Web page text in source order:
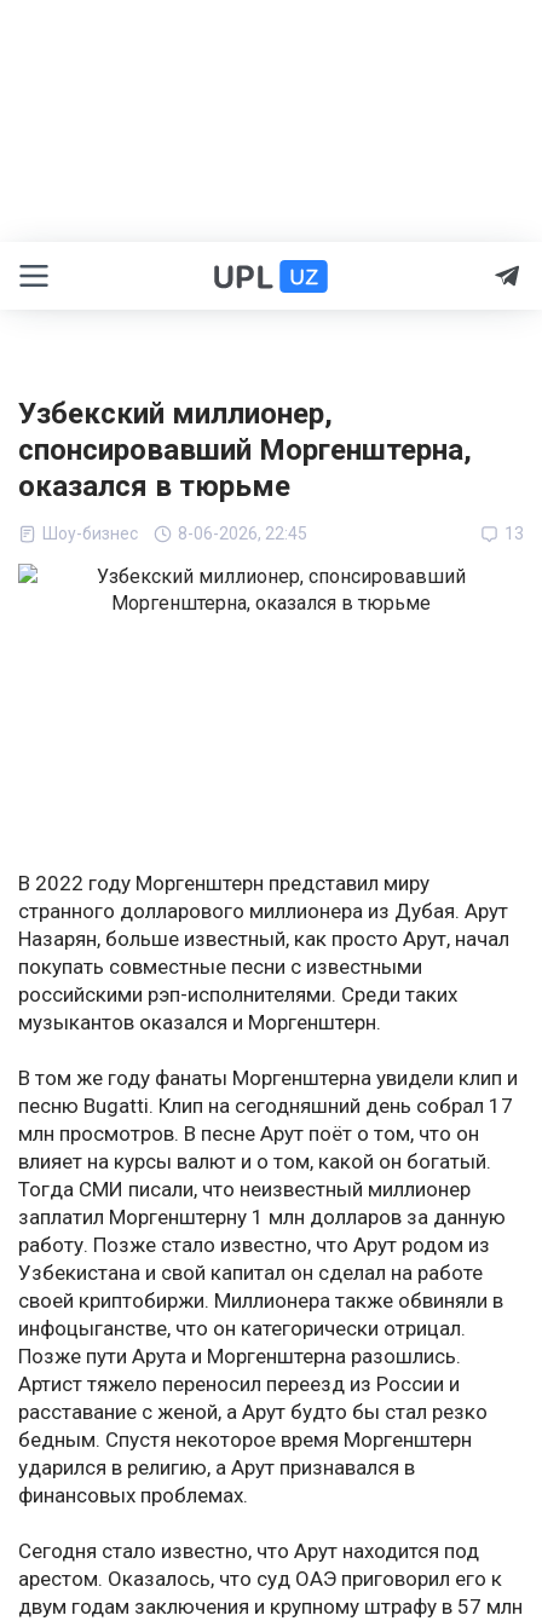
Узбекский миллионер,
спонсировавший Моргенштерна,
оказался в тюрьме
Шоу-бизнес 8-06-2026, 22:45 13
В 2022 году Моргенштерн представил миру
странного долларового миллионера из Дубая. Арут
Назарян, больше известный, как просто Арут, начал
покупать совместные песни с известными
российскими рэп-исполнителями. Среди таких
музыкантов оказался и Моргенштерн.
В том же году фанаты Моргенштерна увидели клип и
песню Bugatti. Клип на сегодняшний день собрал 17
млн просмотров. В песне Арут поёт о том, что он
влияет на курсы валют и о том, какой он богатый.
Тогда СМИ писали, что неизвестный миллионер
заплатил Моргенштерну 1 млн долларов за данную
работу. Позже стало известно, что Арут родом из
Узбекистана и свой капитал он сделал на работе
своей криптобиржи. Миллионера также обвиняли в
инфоцыганстве, что он категорически отрицал.
Позже пути Арута и Моргенштерна разошлись.
Артист тяжело переносил переезд из России и
расставание с женой, а Арут будто бы стал резко
бедным. Спустя некоторое время Моргенштерн
ударился в религию, а Арут признавался в
финансовых проблемах.
Сегодня стало известно, что Арут находится под
арестом. Оказалось, что суд ОАЭ приговорил его к
двум годам заключения и крупному штрафу в 57 млн